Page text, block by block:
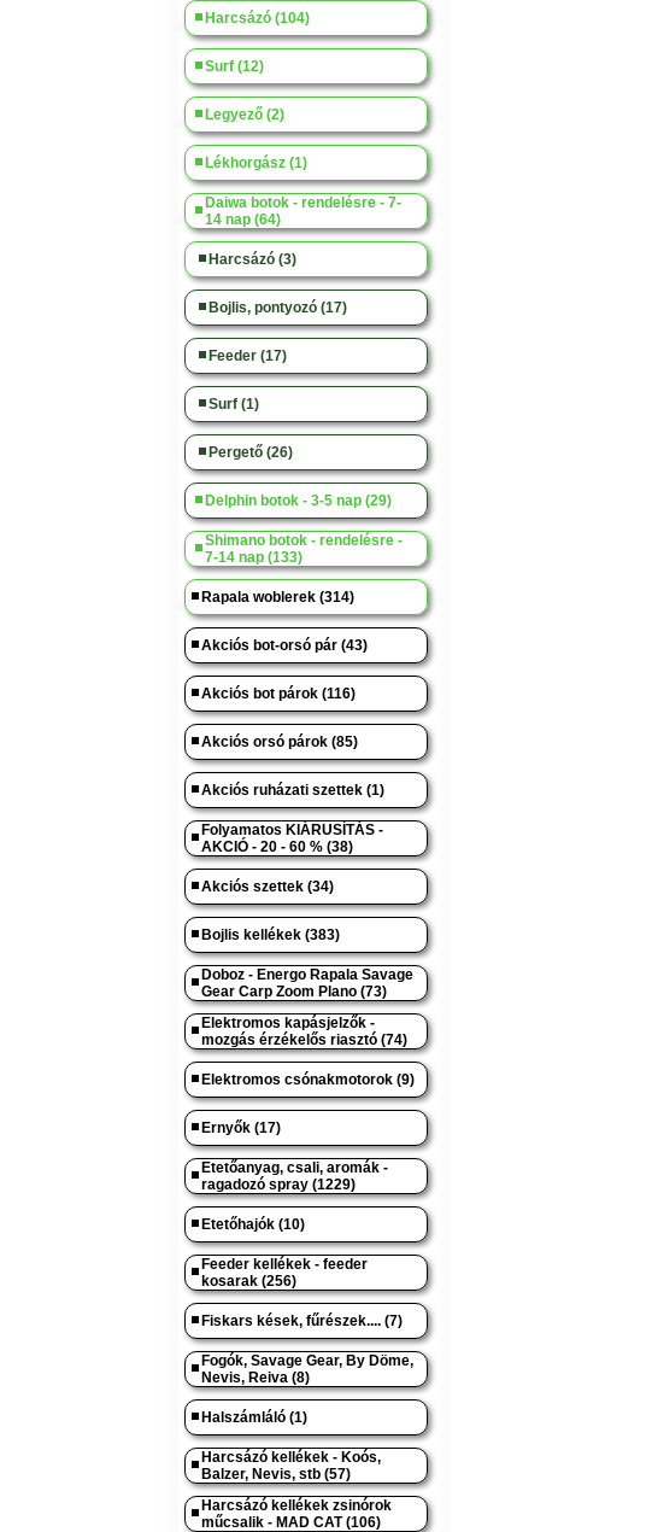
Harcsázó (104)
Surf (12)
Legyező (2)
Lékhorgász (1)
Daiwa botok - rendelésre - 7-
14 nap (64)
Harcsázó (3)
Bojlis, pontyozó (17)
Feeder (17)
Surf (1)
Pergető (26)
Delphin botok - 3-5 nap (29)
Shimano botok - rendelésre -
7-14 nap (133)
Rapala woblerek (314)
Akciós bot-orsó pár (43)
Akciós bot párok (116)
Akciós orsó párok (85)
Akciós ruházati szettek (1)
Folyamatos KIÁRUSÍTÁS -
AKCIÓ - 20 - 60 % (38)
Akciós szettek (34)
Bojlis kellékek (383)
Doboz - Energo Rapala Savage
Gear Carp Zoom Plano (73)
Elektromos kapásjelzők -
mozgás érzékelős riasztó (74)
Elektromos csónakmotorok (9)
Ernyők (17)
Etetőanyag, csali, aromák -
ragadozó spray (1229)
Etetőhajók (10)
Feeder kellékek - feeder
kosarak (256)
Fiskars kések, fűrészek.... (7)
Fogók, Savage Gear, By Döme,
Nevis, Reiva (8)
Halszámláló (1)
Harcsázó kellékek - Koós,
Balzer, Nevis, stb (57)
Harcsázó kellékek zsinórok
műcsalik - MAD CAT (106)